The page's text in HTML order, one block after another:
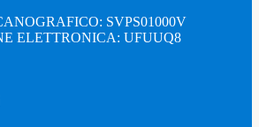
SVPS01000V
ELETTRONICA: UFUUQ8